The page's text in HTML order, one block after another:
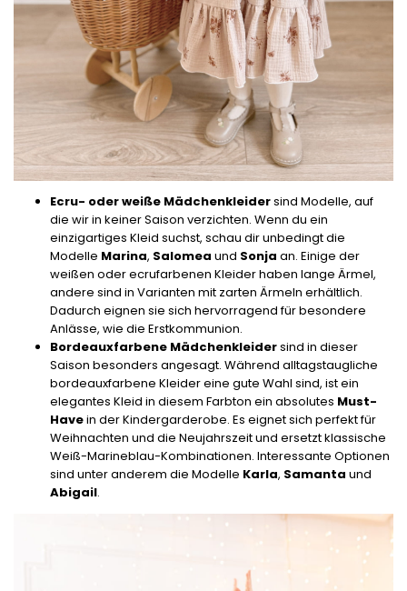
Ecru- oder weiße Mädchenkleidersind Modelle, auf
die wir in keiner Saison verzichten. Wenn du ein
einzigartiges Kleid suchst, schau dir unbedingt die
Modelle Marina, Salomea und Sonja an. Einige der
weißen oder ecrufarbenen Kleider haben lange Ärmel,
andere sind in Varianten mit zarten Ärmeln erhältlich.
Dadurch eignen sie sich hervorragend für besondere
Anlässe, wie die Erstkommunion.
Bordeauxfarbene Mädchenkleidersind in dieser
Saison besonders angesagt. Während alltagstaugliche
bordeauxfarbene Kleider eine gute Wahl sind, ist ein
elegantes Kleid in diesem Farbton ein absolutes Must-
Havein der Kindergarderobe. Es eignet sich perfekt für
Weihnachten und die Neujahrszeit und ersetzt klassische
Weiß-Marineblau-Kombinationen. Interessante Optionen
sind unter anderem die Modelle Karla, Samanta und
Abigail.